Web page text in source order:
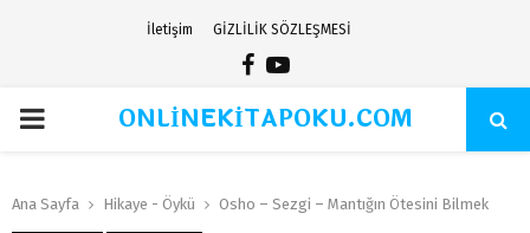
İletişim GİZLİLİK SÖZLEŞMESİ
Facebook
Youtube
PRIMARYONLİNEKİTAPOKU.COM
Ana Sayfa Hikaye - Öykü Osho – Sezgi – Mantığın Ötesini Bilmek